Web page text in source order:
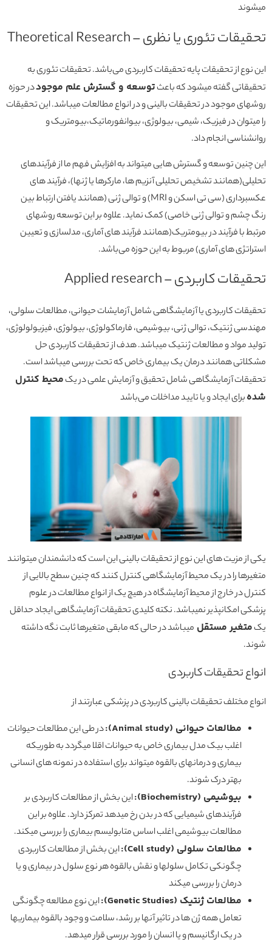
میشوند
تحقیقات تئوری یا نظری – Theoretical Research
این نوع از تحقیقات پایه تحقیقات کاربردی می‌باشد. تحقیقات تئوری به
تحقیقاتی گفته میشود که باعثتوسعه و گسترش علم موجوددر حوزه
روشهای موجود در تحقیقات بالینی و در انواع مطالعات میباشد. این تحقیقات
را میتوان در فیزیک، شیمی، بیولوژی، بیوانفورماتیک،بیومتریک و
روانشناسی انجام داد.
این چنین توسعه و گسترش هایی میتواند به افزایش فهم ما از فرآیندهای
تحلیلی(همانند تشخیص تحلیلی آنزیم ها، مارکرها یا ژنها)، فرآیند های
عکسبرداری (سی تی اسکن و MRI) و توالی ژنی (همانند یافتن ارتباط بین
رنگ چشم و توالی ژنی خاصی) کمک نماید. علاوه بر این توسعه روشهای
مرتبط با فرآیند در بیومتریک(همانند فرآیند های آماری، مدلسازی و تعیین
استراتژی های آماری) مربوط به این حوزه می‌باشد.
تحقیقات کاربردی – Applied research
تحقیقات کاربردی یا آزمایشگاهی شامل آزمایشات حیوانی، مطالعات سلولی،
مهندسی ژنتیک، توالی ژنی، بیوشیمی، فارماکولوژی، بیولوژی، فیزیولولوژی،
تولید مواد و مطالعات ژنتیک میباشد. هدف از تحقیقات کاربردی حل
مشکلاتی همانند درمان یک بیماری خاص که تحت بررسی میباشد است.
تحقیقات آزمایشگاهی شامل تحقیق و آزمایش علمی در یکمحیط کنترل
شدهبرای ایجاد و یا تایید مداخلات می‌باشد
یکی از مزیت های این نوع از تحقیقات بالینی این است که دانشمندان میتوانند
متغیرها را در یک محیط آزمایشگاهی کنترل کنند که چنین سطح بالایی از
کنترل در خارج از محیط آزمایشگاه در هیچ یک از انواع مطالعات در علوم
پزشکی امکانپذیر نمیباشد. نکته کلیدی تحقیقات آزمایشگاهی ایجاد حداقل
یکمتغیر مستقل میباشد در حالی که مابقی متغیرها ثابت نگه داشته
شوند.
انواع تحقیقات کاربردی
انواع مختلف تحقیقات بالینی کاربردی در پزشکی عبارتند از
مطالعات حیوانی (Animal study):
در طی این مطالعات حیوانات
اغلب بیک مدل بیماری خاص به حیوانات اقلا میگردد به طوریکه
بیماری و درمانهای بالقوه میتواند برای استفاده در نمونه های انسانی
بهتر درک شوند.
بیوشیمی (Biochemistry):
این بخش از مطالعات کاربردی بر
فرآیندهای شیمیایی که در بدن رخ میدهد تمرکز دارد. علاوه بر این
مطالعات بیوشیمی اغلب اساس متابولیسم بیماری را بررسی میکند.
مطالعات سلولی (Cell study):
این بخش از مطالعات کاربردی
چگونکی تکامل سلولها و نقش بالقوه هر نوع سلول در بیماری و یا
درمان را بررسی میکند
مطالعات ژنتیک (Genetic Studies):
این نوع مطالعه چگونگی
تعامل همه ژن ها در تاثیر آنها بر رشد، سلامت و وجود بالقوه بیماریها
در یک ارگانیسم و یا انسان را مورد بررسی قرار میدهد.